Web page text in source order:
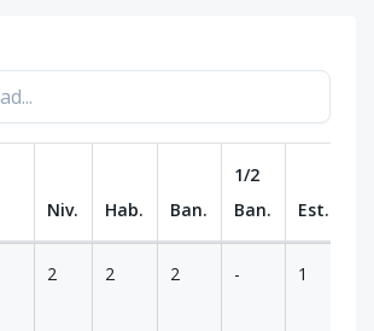
Niv. Hab. Ban.
1/2
Ban.
Est.
2 2 2 - 1